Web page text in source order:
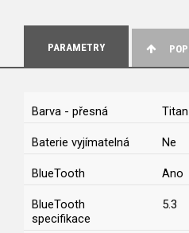
PARAMETRY
Barva - přesná
Baterie vyjímatelná Ne
BlueTooth Ano
BlueTooth
specifikace
5.3